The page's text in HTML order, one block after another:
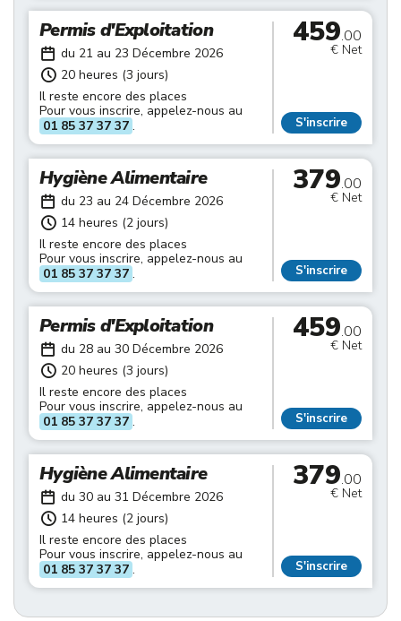
Permis d'Exploitation
du 21 au 23 Décembre 2026
20 heures (3 jours)
Il reste encore des places
Pour vous inscrire, appelez-nous au
01 85 37 37 37 .
459.00
€ Net
S'inscrire
Hygiène Alimentaire
du 23 au 24 Décembre 2026
14 heures (2 jours)
Il reste encore des places
Pour vous inscrire, appelez-nous au
01 85 37 37 37 .
379.00
€ Net
S'inscrire
Permis d'Exploitation
du 28 au 30 Décembre 2026
20 heures (3 jours)
Il reste encore des places
Pour vous inscrire, appelez-nous au
01 85 37 37 37 .
459.00
€ Net
S'inscrire
Hygiène Alimentaire
du 30 au 31 Décembre 2026
14 heures (2 jours)
Il reste encore des places
Pour vous inscrire, appelez-nous au
01 85 37 37 37 .
379.00
€ Net
S'inscrire